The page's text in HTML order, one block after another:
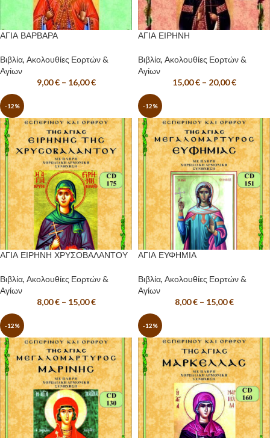
ΑΓΙΑ ΒΑΡΒΑΡΑ
Βιβλία, Ακολουθίες Εορτών &
Αγίων
9,00€ – 16,00€
ΑΓΙΑ ΕΙΡΗΝΗ
Βιβλία, Ακολουθίες Εορτών &
Αγίων
15,00€ – 20,00€
-12%
ΑΓΙΑ ΕΙΡΗΝΗ ΧΡΥΣΟΒΑΛΑΝΤΟΥ
Βιβλία, Ακολουθίες Εορτών &
Αγίων
8,00€ – 15,00€
-12%
ΑΓΙΑ ΕΥΦΗΜΙΑ
Βιβλία, Ακολουθίες Εορτών &
Αγίων
8,00€ – 15,00€
-12% -12%